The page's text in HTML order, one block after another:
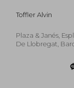
Toffler Alvin
Plaza & Janés,
De Llobregat,